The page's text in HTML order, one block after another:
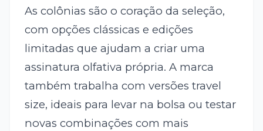
As colônias são o coração da seleção,
com opções clássicas e edições
limitadas que ajudam a criar uma
assinatura olfativa própria. A marca
também trabalha com versões travel
size, ideais para levar na bolsa ou testar
novas combinações com mais